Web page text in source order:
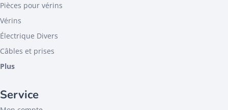
Pièces pour vérins
Vérins
Électrique Divers
Câbles et prises
Plus
Service